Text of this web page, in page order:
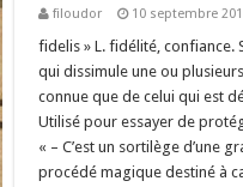
filoudor 10 septembre
fidelis » L. fidélité,
qui dissimule une ou
connue que de celui qui est
Utilisé pour essayer de
« – C’est un sortilège d’une
procédé magique destiné à